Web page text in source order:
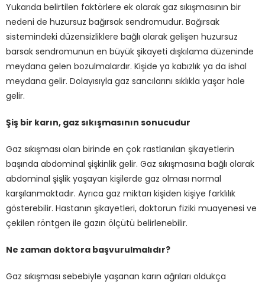
Yukarıda belirtilen faktörlere ek olarak gaz sıkışmasının bir
nedeni de huzursuz bağırsak sendromudur. Bağırsak
sistemindeki düzensizliklere bağlı olarak gelişen huzursuz
barsak sendromunun en büyük şikayeti dışkılama düzeninde
meydana gelen bozulmalardır. Kişide ya kabızlık ya da ishal
meydana gelir. Dolayısıyla gaz sancılarını sıklıkla yaşar hale
gelir.
Şiş bir karın, gaz sıkışmasının sonucudur
Gaz sıkışması olan birinde en çok rastlanılan şikayetlerin
başında abdominal şişkinlik gelir. Gaz sıkışmasına bağlı olarak
abdominal şişlik yaşayan kişilerde gaz olması normal
karşılanmaktadır. Ayrıca gaz miktarı kişiden kişiye farklılık
gösterebilir. Hastanın şikayetleri, doktorun fiziki muayenesi ve
çekilen röntgen ile gazın ölçütü belirlenebilir.
Ne zaman doktora başvurulmalıdır?
Gaz sıkışması sebebiyle yaşanan karın ağrıları oldukça